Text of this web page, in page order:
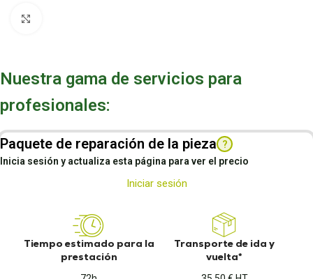
Nuestra gama de servicios para
profesionales:
Paquete de reparación de la pieza ?
Inicia sesión y actualiza esta página para ver el precio
Iniciar sesión
Tiempo estimado para la
prestación
Transporte de ida y
vuelta*